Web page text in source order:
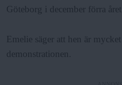
Göteborg i december förra
Emelie säger att hen är
demonstrationen.